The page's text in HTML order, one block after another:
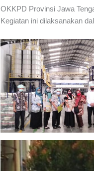
OKKPD Provinsi Jawa
Kegiatan ini dilaksanakan